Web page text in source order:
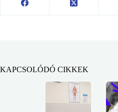
KAPCSOLÓDÓ CIKKEK